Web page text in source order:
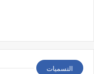
التسميات